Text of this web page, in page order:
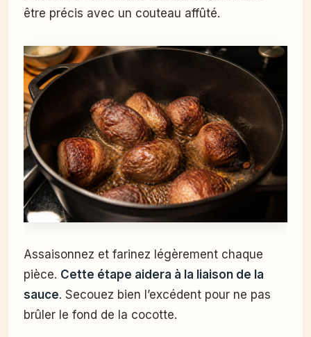
être précis avec un couteau affûté.
Assaisonnez et farinez légèrement chaque
pièce. Cette étape aidera à la liaison de la
sauce. Secouez bien l’excédent pour ne pas
brûler le fond de la cocotte.